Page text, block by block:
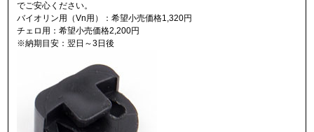
でご安心ください。
バイオリン用（Vn用）：希望小売価格1,320円
チェロ用：希望小売価格2,200円
※納期目安：翌日～3日後